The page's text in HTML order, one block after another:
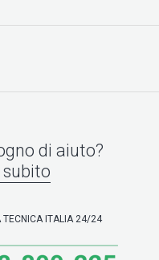
di aiuto?
TECNICA ITALIA 24/24